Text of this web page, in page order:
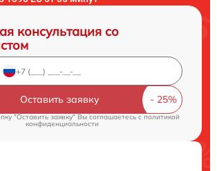
консультация со
Оставить заявку
"Оставить заявку" Вы соглашаетесь cполитикой
конфиденциальности